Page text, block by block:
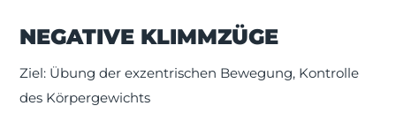
NEGATIVE KLIMMZÜGE
Ziel: Übung der exzentrischen Bewegung, Kontrolle
des Körpergewichts